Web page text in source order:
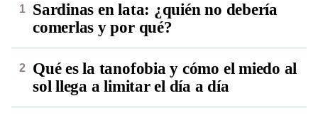
Sardinas en lata: ¿quién no debería
comerlas y por qué?
Qué es la tanofobia y cómo el miedo al
sol llega a limitar el día a día